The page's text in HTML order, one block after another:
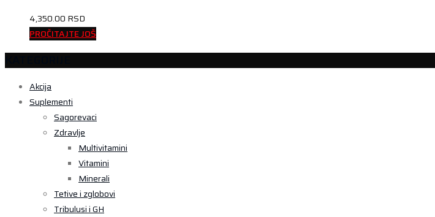
4,350.00 RSD
PROČITAJTE JOŠ
Akcija
Suplementi
Sagorevaci
Zdravlje
Multivitamini
Vitamini
Minerali
Tetive i zglobovi
Tribulusi i GH